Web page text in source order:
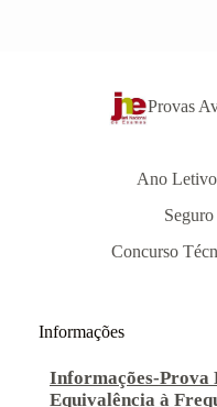
Provas
Ano
Concurso
Informações
Informações-Prova
as mesmas podem ser
INSCRIÇÃO NAS